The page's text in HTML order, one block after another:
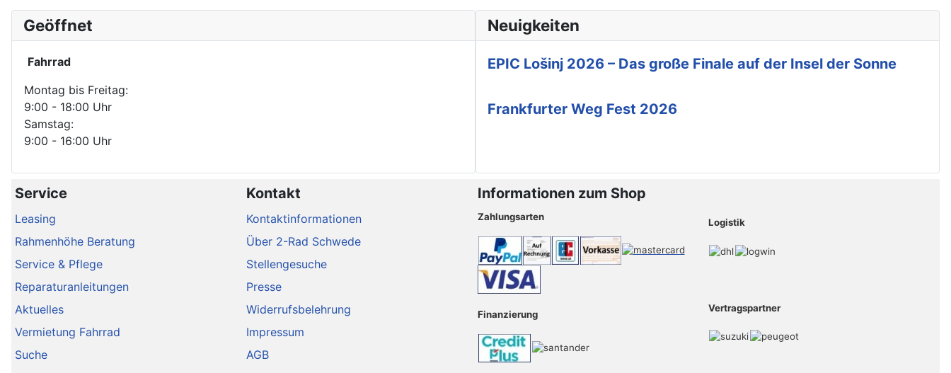
Geöffnet
Fahrrad
Montag bis Freitag:
9:00 - 18:00 Uhr
Samstag:
9:00 - 16:00 Uhr
Neuigkeiten
EPIC Lošinj 2026 – Das große Finale auf der Insel der Sonne
Frankfurter Weg Fest 2026
Service
Leasing
Rahmenhöhe Beratung
Service & Pflege
Reparaturanleitungen
Aktuelles
Vermietung Fahrrad
Suche
Kontakt
Kontaktinformationen
Über 2-Rad Schwede
Stellengesuche
Presse
Widerrufsbelehrung
Impressum
AGB
Informationen zum Shop
Zahlungsarten
Finanzierung
Logistik
Vertragspartner